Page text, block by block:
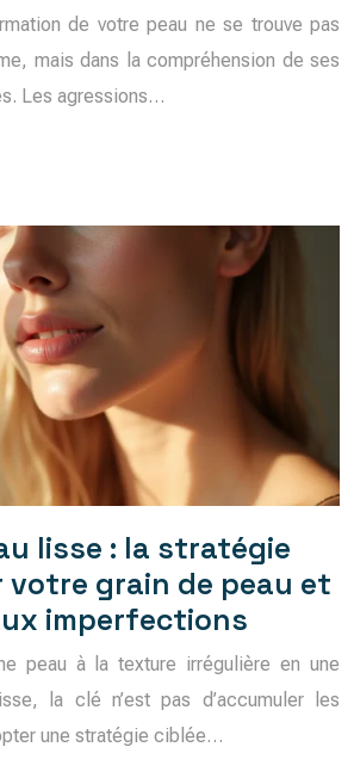
de votre peau ne se trouve pas
mais dans la compréhension de ses
Les agressions…
lisse : la stratégie
votre grain de peau et
imperfections
peau à la texture irrégulière en une
la clé n’est pas d’accumuler les
une stratégie ciblée…